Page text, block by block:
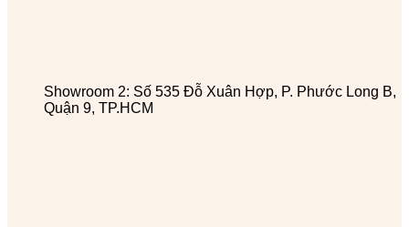
Showroom 2: Số 535 Đỗ Xuân Hợp, P. Phước Long B,
Quận 9, TP.HCM